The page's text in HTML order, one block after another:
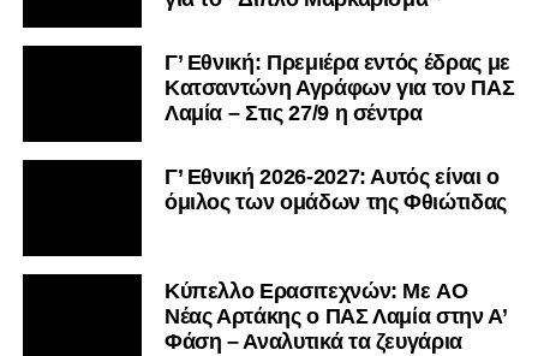
Γ’ Εθνική: Πρεμιέρα εντός έδρας με
Κατσαντώνη Αγράφων για τον ΠΑΣ
Λαμία – Στις 27/9 η σέντρα
Γ’ Εθνική 2026-2027: Αυτός είναι ο
όμιλος των ομάδων της Φθιώτιδας
Kύπελλο Ερασιτεχνών: Με AO
Nέας Αρτάκης ο ΠΑΣ Λαμία στην Α’
Φάση – Αναλυτικά τα ζευγάρια